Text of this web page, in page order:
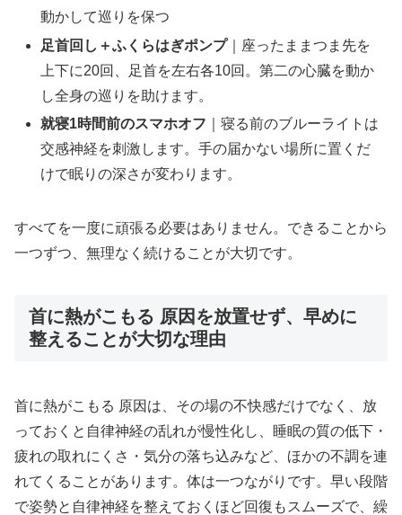
動かして巡りを保つ
足首回し＋ふくらはぎポンプ｜座ったままつま先を
上下に20回、足首を左右各10回。第二の心臓を動か
し全身の巡りを助けます。
就寝1時間前のスマホオフ ｜寝る前のブルーライトは
交感神経を刺激します。手の届かない場所に置くだ
けで眠りの深さが変わります。
すべてを一度に頑張る必要はありません。できることから
一つずつ、無理なく続けることが大切です。
首に熱がこもる 原因を放置せず、早めに
整えることが大切な理由
首に熱がこもる 原因は、その場の不快感だけでなく、放
っておくと自律神経の乱れが慢性化し、睡眠の質の低下・
疲れの取れにくさ・気分の落ち込みなど、ほかの不調を連
れてくることがあります。体は一つながりです。早い段階
で姿勢と自律神経を整えておくほど回復もスムーズで、繰